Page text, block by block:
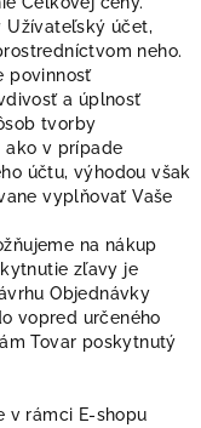
Užívateľský účet,
neho.
povinnosť
a úplnosť
tvorby
ako v prípade
účtu, výhodou však
vyplňovať Vaše
na nákup
zľavy je
Objednávky
vopred určeného
Tovar poskytnutý
v rámci E-shopu